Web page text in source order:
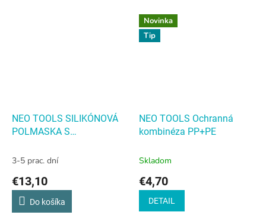
NEO TOOLS SILIKÓNOVÁ
POLMASKA S
FILTRE NEO TOOLS
PRIESTOROM PRE DVA
FILTRE
3-5 prac. dní
€13,10
Do košíka
Novinka
Tip
NEO TOOLS Ochranná
kombinéza PP+PE
Skladom
€4,70
DETAIL